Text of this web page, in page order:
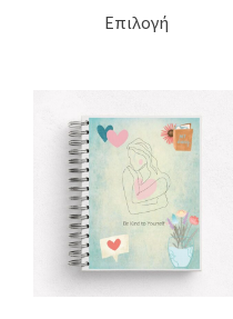
Επιλογή